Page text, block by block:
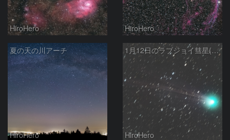
HiroHero HiroHero
夏の天の川アーチ
HiroHero
1月12日のラブジョイ彗星(C/2014 Q2)
HiroHero